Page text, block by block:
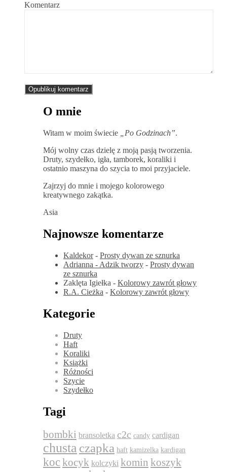
Komentarz
O mnie
Witam w moim świecie „Po Godzinach”.
Mój wolny czas dzielę z moją pasją tworzenia.
Druty, szydełko, igła, tamborek, koraliki i
ostatnio maszyna do szycia to moi przyjaciele.
Zajrzyj do mnie i mojego kolorowego
kreatywnego zakątka.
Asia
Najnowsze komentarze
Kaldekor- Prosty dywan ze sznurka
Adrianna - Adzik tworzy - Prosty dywan
ze sznurka
Zaklęta Igiełka - Kolorowy zawrót głowy
R.A. Cieżka - Kolorowy zawrót głowy
Kategorie
Druty
Haft
Koraliki
Książki
Różności
Szycie
Szydełko
Tagi
bombki bransoletka c2c candy cardigan
chusta czapka haft kamizelka kardigan
kockocyk kolczyki komin koszyk